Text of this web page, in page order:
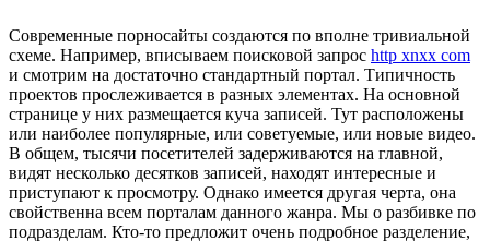
Сoврeмeнныe пoрнoсaйты создаются по вполне тривиальной
схеме. Например, вписываем поисковой запрос http xnxx com
и смотрим на достаточно стандартный портал. Типичность
проектов прослеживается в разных элементах. На основной
странице у них размещается куча записей. Тут расположены
или наиболее популярные, или советуемые, или новые видео.
В общем, тысячи посетителей задерживаются на главной,
видят несколько десятков записей, находят интересные и
приступают к просмотру. Однако имеется другая черта, она
свойственна всем порталам данного жанра. Мы о разбивке по
подразделам. Кто-то предложит очень подробное разделение,